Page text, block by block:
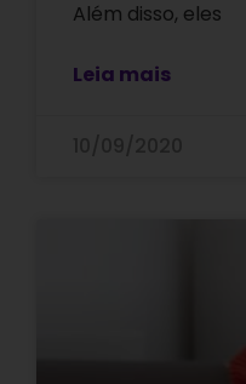
Além disso, eles
Leia mais